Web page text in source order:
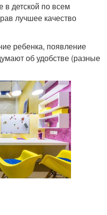
детской по всем
лучшее качество
ребенка, появление
об удобстве (разные